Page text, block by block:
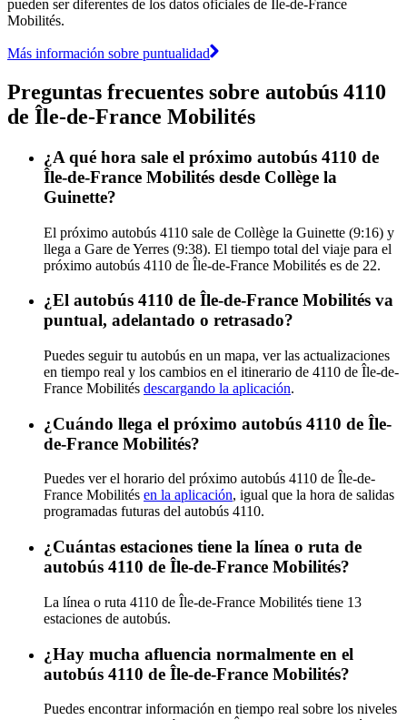
pueden ser diferentes de los datos oficiales de Île-de-France
Mobilités.
Más información sobre puntualidad
Preguntas frecuentes sobre autobús 4110
de Île-de-France Mobilités
¿A qué hora sale el próximo autobús 4110 de
Île-de-France Mobilités desde Collège la
Guinette?
El próximo autobús 4110 sale de Collège la Guinette (9:16) y
llega a Gare de Yerres (9:38). El tiempo total del viaje para el
próximo autobús 4110 de Île-de-France Mobilités es de 22.
¿El autobús 4110 de Île-de-France Mobilités va
puntual, adelantado o retrasado?
Puedes seguir tu autobús en un mapa, ver las actualizaciones
en tiempo real y los cambios en el itinerario de 4110 de Île-de-
France Mobilités descargando la aplicación.
¿Cuándo llega el próximo autobús 4110 de Île-
de-France Mobilités?
Puedes ver el horario del próximo autobús 4110 de Île-de-
France Mobilités en la aplicación, igual que la hora de salidas
programadas futuras del autobús 4110.
¿Cuántas estaciones tiene la línea o ruta de
autobús 4110 de Île-de-France Mobilités?
La línea o ruta 4110 de Île-de-France Mobilités tiene 13
estaciones de autobús.
¿Hay mucha afluencia normalmente en el
autobús 4110 de Île-de-France Mobilités?
Puedes encontrar información en tiempo real sobre los niveles